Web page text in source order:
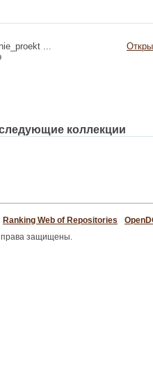
...
коллекции
Ranking Web of Repositories
права защищены.